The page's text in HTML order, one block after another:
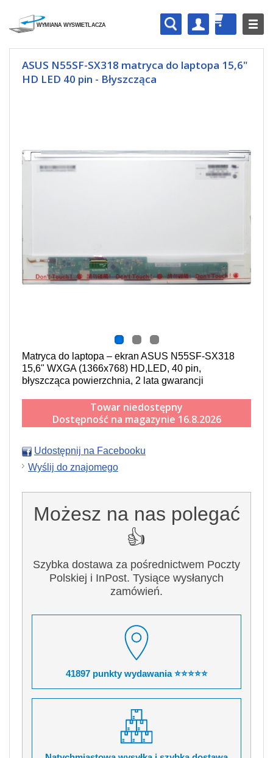
ASUS N55SF-SX318 matryca do laptopa 15,6"
HD LED 40 pin - Błyszcząca
Matryca do laptopa – ekran ASUS N55SF-SX318
15,6" WXGA (1366x768) HD,LED, 40 pin,
błyszcząca powierzchnia, 2 lata gwarancji
Towar niedostępny
Dostępność na magazynie 16.8.2026
Udostępnij na Facebooku
Wyślij do znajomego
Możesz na nas polegać
👍
Szybka dostawa za pośrednictwem Poczty
Polskiej i InPost. Tysiące wysłanych
zamówień.
41897 punkty wydawania ⭐⭐⭐⭐⭐